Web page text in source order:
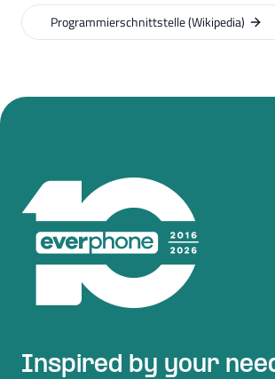
Programmierschnittstelle (Wikipedia)
Inspired by your